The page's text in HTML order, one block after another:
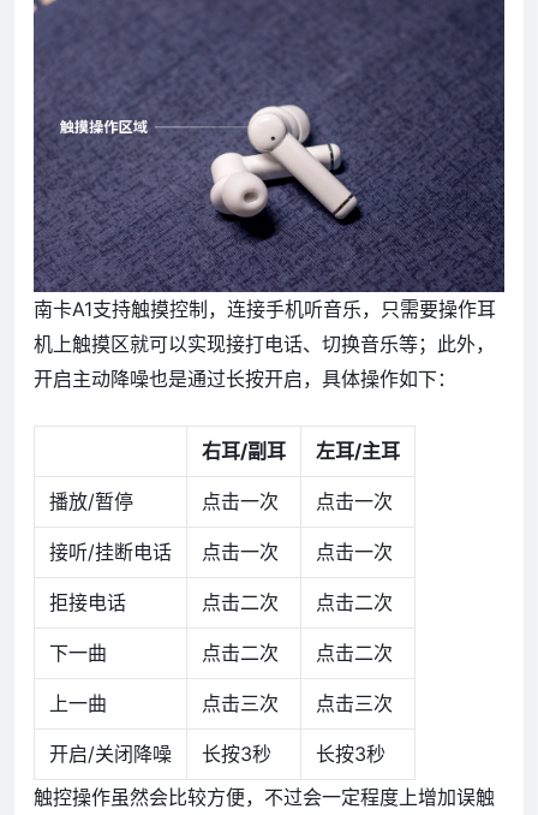
南卡A1支持触摸控制，连接手机听音乐，只需要操作耳
机上触摸区就可以实现接打电话、切换音乐等；此外，
开启主动降噪也是通过长按开启，具体操作如下：
右耳/副耳 左耳/主耳
播放/暂停 点击一次 点击一次
接听/挂断电话 点击一次 点击一次
拒接电话 点击二次 点击二次
下一曲 点击二次 点击二次
上一曲 点击三次 点击三次
开启/关闭降噪 长按3秒
长按3秒
触控操作虽然会比较方便，不过会一定程度上增加误触